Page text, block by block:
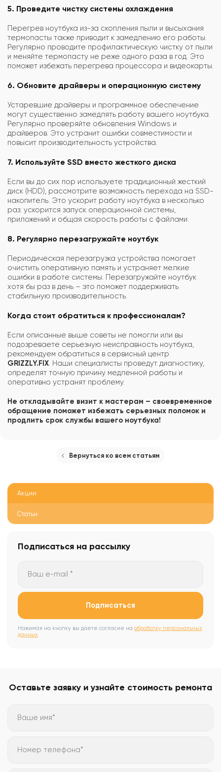
5. Проведите чистку системы охлаждения
Перегрев ноутбука из-за скопления пыли и высыхания
термопасты также приводит к замедлению его работы.
Регулярно проводите профилактическую чистку от пыли
и меняйте термопасту не реже одного раза в год. Это
поможет избежать перегрева процессора и видеокарты.
6. Обновите драйверы и операционную систему
Устаревшие драйверы и программное обеспечение
могут существенно замедлять работу вашего ноутбука.
Регулярно проверяйте обновления Windows и
драйверов. Это устранит ошибки совместимости и
повысит производительность устройства.
7. Используйте SSD вместо жесткого диска
Если вы до сих пор используете традиционный жесткий
диск (HDD), рассмотрите возможность перехода на SSD-
накопитель. Это ускорит работу ноутбука в несколько
раз: ускорится запуск операционной системы,
приложений и общая скорость работы с файлами.
8. Регулярно перезагружайте ноутбук
Периодическая перезагрузка устройства помогает
очистить оперативную память и устраняет мелкие
ошибки в работе системы. Перезагружайте ноутбук
хотя бы раз в день – это поможет поддерживать
стабильную производительность.
Когда стоит обратиться к профессионалам?
Если описанные выше советы не помогли или вы
подозреваете серьезную неисправность ноутбука,
рекомендуем обратиться в сервисный центр
GRIZZLY.FIX. Наши специалисты проведут диагностику,
определят точную причину медленной работы и
оперативно устранят проблему.
Не откладывайте визит к мастерам – своевременное
обращение поможет избежать серьезных поломок и
продлить срок службы вашего ноутбука!
Вернуться ко всем статьям
Акции
Статьи
Подписаться на рассылку
Ваш e-mail *
Подписаться
Нажимая на кнопку вы даете согласие на обработку персональных
данных
Оставьте заявку и узнайте стоимость ремонта
Ваше имя*
Номер телефона*